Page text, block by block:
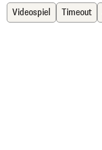
Videospiel Timeout